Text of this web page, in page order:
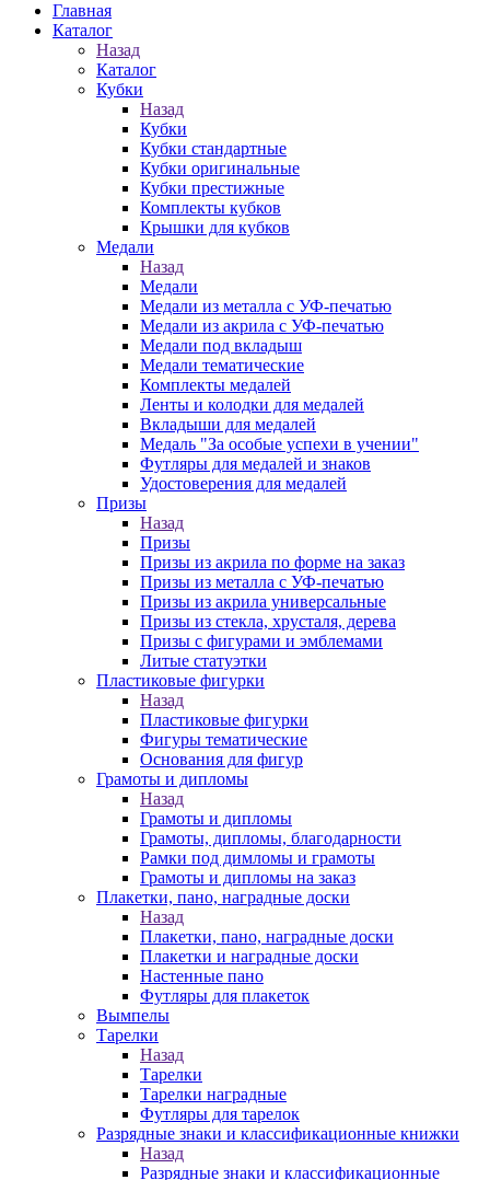
Главная
Каталог
Назад
Каталог
Кубки
Назад
Кубки
Кубки стандартные
Кубки оригинальные
Кубки престижные
Комплекты кубков
Крышки для кубков
Медали
Назад
Медали
Медали из металла с УФ-печатью
Медали из акрила с УФ-печатью
Медали под вкладыш
Медали тематические
Комплекты медалей
Ленты и колодки для медалей
Вкладыши для медалей
Медаль "За особые успехи в учении"
Футляры для медалей и знаков
Удостоверения для медалей
Призы
Назад
Призы
Призы из акрила по форме на заказ
Призы из металла с УФ-печатью
Призы из акрила универсальные
Призы из стекла, хрусталя, дерева
Призы с фигурами и эмблемами
Литые статуэтки
Пластиковые фигурки
Назад
Пластиковые фигурки
Фигуры тематические
Основания для фигур
Грамоты и дипломы
Назад
Грамоты и дипломы
Грамоты, дипломы, благодарности
Рамки под димломы и грамоты
Грамоты и дипломы на заказ
Плакетки, пано, наградные доски
Назад
Плакетки, пано, наградные доски
Плакетки и наградные доски
Настенные пано
Футляры для плакеток
Вымпелы
Тарелки
Назад
Тарелки
Тарелки наградные
Футляры для тарелок
Разрядные знаки и классификационные книжки
Назад
Разрядные знаки и классификационные